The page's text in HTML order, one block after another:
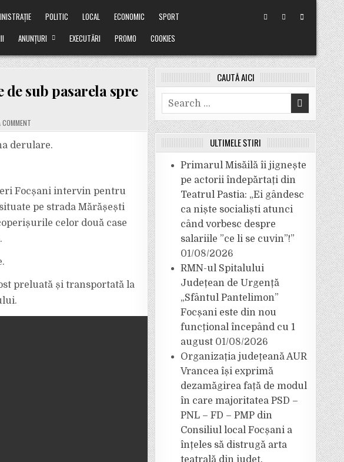
POLITIC LOCAL ECONOMIC
SPORT
ANUNȚURI EXECUTĂRI PROMO COOKIES
sub pasarela spre
COMMENTON
ACUM:
DE
PROPORȚII
PASARELA
SPRE
ODOBEȘTI!
derulare.
Focșani intervin pentru
pe strada Mărășești
celor două case
preluată și transportată la
CAUTĂ AICI
Search
for:
ULTIMELE ȘTIRI
Primarul Misăilă îi jignește
pe actorii îndepărtați din
Teatrul Pastia: „Ei gândesc
ca niște socialiști atunci
când vorbesc despre
salariile ”ce li se cuvin”!”
01/08/2026
RMN-ul Spitalului
Județean de Urgență
„Sfântul Pantelimon”
Focșani este din nou
funcțional începând cu 1
august 01/08/2026
Organizația județeană AUR
Vrancea își exprimă
dezamăgirea față de modul
în care majoritatea PSD –
PNL – FD – PMP din
Consiliul local Focșani a
înțeles să distrugă arta
teatrală din județ.